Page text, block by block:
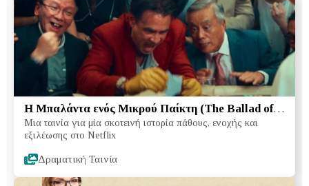
Η Μπαλάντα ενός Μικρού Παίκτη (The Ballad of a
Small Player, 2025):
Μια ταινία για μία σκοτεινή ιστορία πάθους, ενοχής και
εξιλέωσης στο Netflix
Δραματική Ταινία